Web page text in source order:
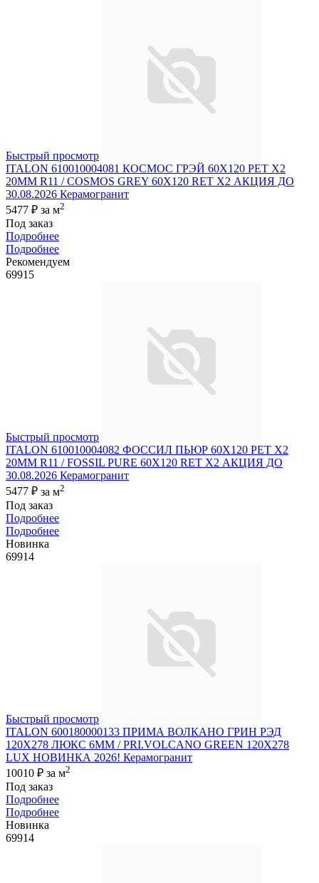
Быстрый просмотр
ITALON 610010004081 КОСМОС ГРЭЙ 60X120 РЕТ Х2
20MM R11 / COSMOS GREY 60X120 RET X2 АКЦИЯ ДО
30.08.2026 Керамогранит
5477 ₽ за м2
Под заказ
Подробнее
Подробнее
Рекомендуем
69915
Быстрый просмотр
ITALON 610010004082 ФОССИЛ ПЬЮР 60X120 РЕТ Х2
20MM R11 / FOSSIL PURE 60X120 RET X2 АКЦИЯ ДО
30.08.2026 Керамогранит
5477 ₽ за м2
Под заказ
Подробнее
Подробнее
Новинка
69914
Быстрый просмотр
ITALON 600180000133 ПРИМА ВОЛКАНО ГРИН РЭД
120X278 ЛЮКС 6ММ / PRI.VOLCANO GREEN 120X278
LUX НОВИНКА 2026! Керамогранит
10010 ₽ за м2
Под заказ
Подробнее
Подробнее
Новинка
69914